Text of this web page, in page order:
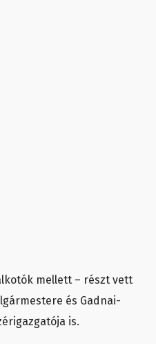
mellett – részt vett
és Gadnai-
is.